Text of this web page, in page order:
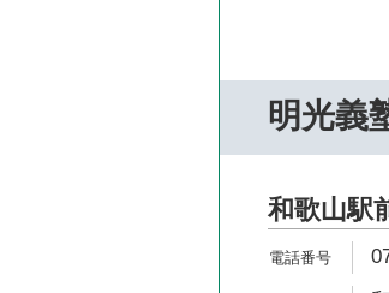
明光義
和歌山駅